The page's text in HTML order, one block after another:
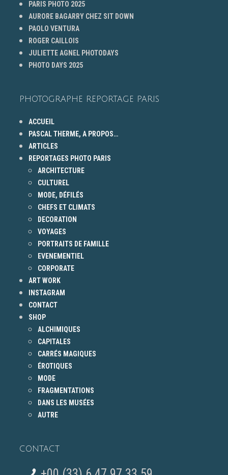
PARIS PHOTO 2025
AURORE BAGARRY CHEZ SIT DOWN
PAOLO VENTURA
ROGER CAILLOIS
JULIETTE AGNEL PHOTODAYS
PHOTO DAYS 2025
PHOTOGRAPHE REPORTAGE PARIS
ACCUEIL
PASCAL THERME, A PROPOS…
ARTICLES
REPORTAGES PHOTO PARIS
ARCHITECTURE
CULTUREL
MODE, DÉFILÉS
CHEFS ET CLIMATS
DECORATION
VOYAGES
PORTRAITS DE FAMILLE
EVENEMENTIEL
CORPORATE
ART WORK
INSTAGRAM
CONTACT
SHOP
ALCHIMIQUES
CAPITALES
CARRÉS MAGIQUES
ÉROTIQUES
MODE
FRAGMENTATIONS
DANS LES MUSÉES
AUTRE
CONTACT